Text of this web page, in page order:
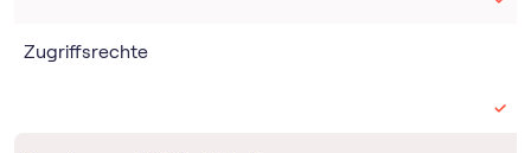
Zugriffsrechte